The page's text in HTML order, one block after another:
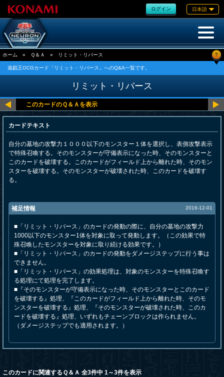
ログイン 日本語
ホーム » Ｑ＆Ａ » リミット・リバース ?
遊戯王OCGカード「リミット・リバース」へのQ&A一覧です。
リミット・リバース
カードテキスト
自分の墓地の攻撃力１０００以下のモンスター１体を選択し、表側攻撃表示
で特殊召喚する。そのモンスターが守備表示になった時、そのモンスターと
このカードを破壊する。このカードがフィールド上から離れた時、そのモン
スターを破壊する。そのモンスターが破壊された時、このカードを破壊す
る。
補足情報 2016-12-01
■「リミット・リバース」のカードの発動の際に、自分の墓地の攻撃力
1000以下のモンスター1体を対象に取って発動します。（この効果で特
殊召喚したモンスターを対象に取り続ける効果です。）
■「リミット・リバース」のカードの発動をダメージステップに行う事は
できません。
■「リミット・リバース」の効果処理は、対象のモンスターを特殊召喚す
る処理にて処理を完了します。
■『そのモンスターが守備表示になった時、そのモンスターとこのカード
を破壊する』処理、『このカードがフィールド上から離れた時、そのモ
ンスターを破壊する』処理、『そのモンスターが破壊された時、このカ
ードを破壊する』処理、いずれもチェーンブロックは作られません。
（ダメージステップでも適用されます。）
このカードに関連するＱ＆Ａ 全3件中 1～3件を表示